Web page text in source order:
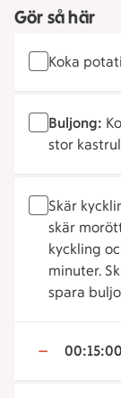
Gör så här
Koka
Buljong:
stor
Skär
skär
kyckling
minuter.
spara
00:15:00